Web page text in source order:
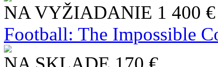
NA VYŽIADANIE 1 400 €
Football: The Impossible